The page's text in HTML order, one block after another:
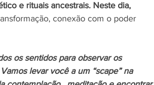
e rituais ancestrais. Neste dia,
conexão com o poder
os sentidos para observar os
levar você a um “scape” na